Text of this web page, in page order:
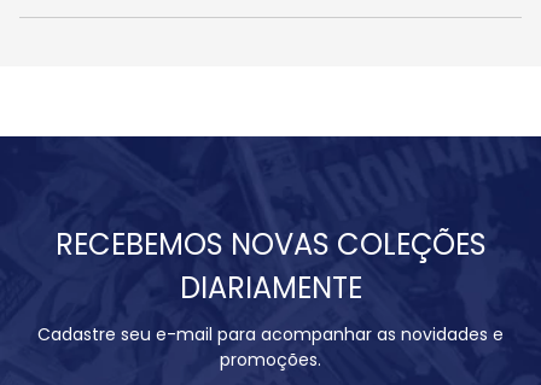
RECEBEMOS NOVAS COLEÇÕES
DIARIAMENTE
Cadastre seu e-mail para acompanhar as novidades e
promoções.